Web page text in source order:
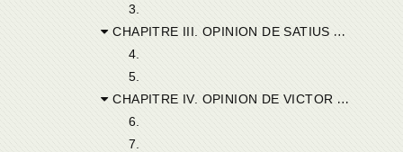
3.
CHAPITRE III. OPINION DE SATIUS DE SICILIBBA.
4.
5.
CHAPITRE IV. OPINION DE VICTOR DE GOR.
6.
7.